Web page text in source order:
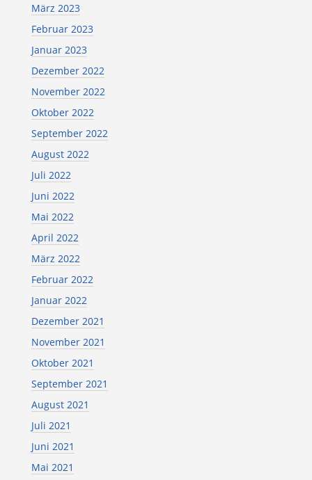
März 2023
Februar 2023
Januar 2023
Dezember 2022
November 2022
Oktober 2022
September 2022
August 2022
Juli 2022
Juni 2022
Mai 2022
April 2022
März 2022
Februar 2022
Januar 2022
Dezember 2021
November 2021
Oktober 2021
September 2021
August 2021
Juli 2021
Juni 2021
Mai 2021